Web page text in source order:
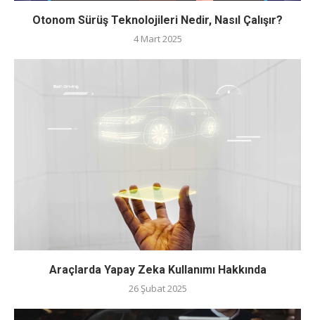
Otonom Sürüş Teknolojileri Nedir, Nasıl Çalışır?
4 Mart 2025
Araçlarda Yapay Zeka Kullanımı Hakkında
26 Şubat 2025